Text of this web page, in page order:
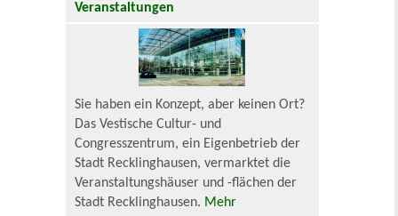
Veranstaltungen
Sie haben ein Konzept, aber keinen Ort?
Das Vestische Cultur- und
Congresszentrum, ein Eigenbetrieb der
Stadt Recklinghausen, vermarktet die
Veranstaltungshäuser und -flächen der
Stadt Recklinghausen. Mehr